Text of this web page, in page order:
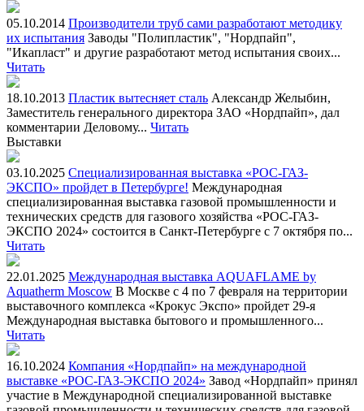
05.10.2014 Производители труб сами разработают методику
их испытания Заводы "Полипластик", "Нордпайп",
"Икапласт" и другие разработают метод испытания своих...
Читать
18.10.2013 Пластик вытесняет сталь Александр Желыбин,
Заместитель генерального директора ЗАО «Нордпайп», дал
комментарии Деловому... Читать
Выставки
03.10.2025 Специализированная выставка «РОС-ГАЗ-
ЭКСПО» пройдет в Петербурге! Международная
специализированная выставка газовой промышленности и
технических средств для газового хозяйства «РОС-ГАЗ-
ЭКСПО 2024» состоится в Санкт-Петербурге с 7 октября по...
Читать
22.01.2025 Международная выставка AQUAFLAME by
Aquatherm Moscow В Москве с 4 по 7 февраля на территории
выставочного комплекса «Крокус Экспо» пройдет 29-я
Международная выставка бытового и промышленного...
Читать
16.10.2024 Компания «Нордпайп» на международной
выставке «РОС-ГАЗ-ЭКСПО 2024» Завод «Нордпайп» принял
участие в Международной специализированной выставке